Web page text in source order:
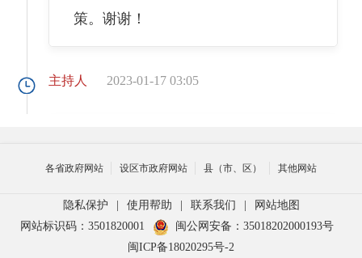
策。谢谢！
主持人 2023-01-17 03:05
介绍区消防大队主要工作职能。
李俊 2023-01-17 03:06
各省政府网站 设区市政府网站 县（市、区） 其他网站
隐私保护 使用帮助 联系我们
网站地图
网站标识码：3501820001
闽公网安备：35018202000193号
闽ICP备18020295号-2